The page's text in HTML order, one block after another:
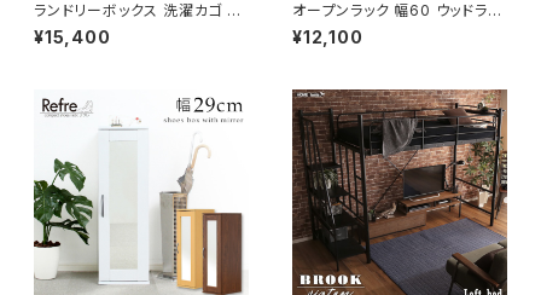
ランドリーボックス 洗濯カゴ 幅
50 奥行25 高さ80 完成品 新
生活 一人暮らし ランドリー収納
¥15,400
オープンラック 幅60 ウッドラッ
ク ラック シェルフ 収納棚 マル
チキャビネット ディスプレイラッ
¥12,100